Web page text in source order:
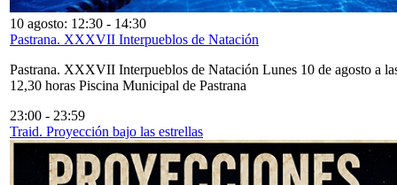
10 agosto: 12:30 - 14:30
Pastrana. XXXVII Interpueblos de Natación
Pastrana. XXXVII Interpueblos de Natación Lunes 10 de agosto a
12,30 horas Piscina Municipal de Pastrana
23:00 - 23:59
Traid. Proyección bajo las estrellas